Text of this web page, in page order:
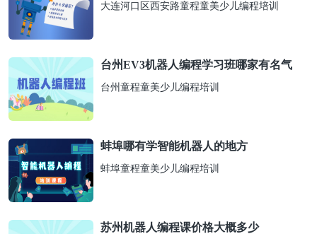
大连河口区西安路童程童美少儿编程培训
台州EV3机器人编程学习班哪家有名气
台州童程童美少儿编程培训
蚌埠哪有学智能机器人的地方
蚌埠童程童美少儿编程培训
苏州机器人编程课价格大概多少